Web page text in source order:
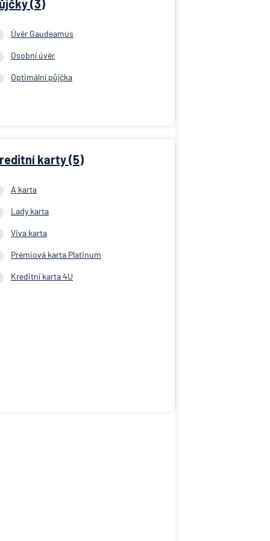
(3)
Úvěr Gaudeamus
Osobní úvěr
Optimální půjčka
karty (5)
A karta
Lady karta
Viva karta
Prémiová karta Platinum
Kreditní karta 4U